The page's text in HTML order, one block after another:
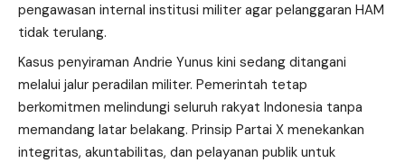
pengawasan internal institusi militer agar pelanggaran HAM
tidak terulang.
Kasus penyiraman Andrie Yunus kini sedang ditangani
melalui jalur peradilan militer. Pemerintah tetap
berkomitmen melindungi seluruh rakyat Indonesia tanpa
memandang latar belakang. Prinsip Partai X menekankan
integritas, akuntabilitas, dan pelayanan publik untuk